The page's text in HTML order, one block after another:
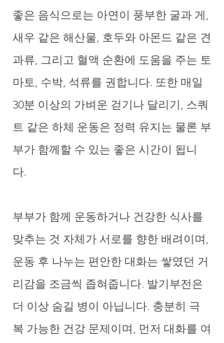
좋은 음식으로는 아연이 풍부한 굴과 게,
새우 같은 해산물, 호두와 아몬드 같은 견
과류, 그리고 혈액 순환에 도움을 주는 토
마토, 수박, 석류를 권합니다. 또한 매일
30분 이상의 가벼운 걷기나 달리기, 스쿼
트 같은 하체 운동은 정력 유지는 물론 부
부가 함께할 수 있는 좋은 시간이 됩니
다.
부부가 함께 운동하거나 건강한 식사를
맞추는 것 자체가 서로를 향한 배려이며,
운동 후 나누는 편안한 대화는 쌓였던 거
리감을 조금씩 좁혀줍니다. 발기부전은
더 이상 숨길 병이 아닙니다. 충분히 극
복 가능한 건강 문제이며, 먼저 대화를 여